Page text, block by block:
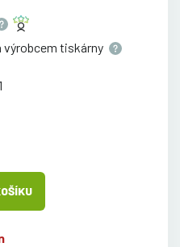
výrobcem tiskárny